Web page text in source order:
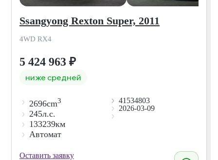
Ssangyong Rexton Super, 2011
4WD RX4
5 424 963 ₽
ниже средней
2696cm3
245л.с.
133239км
Автомат
41534803
2026-03-09
Оставить заявку